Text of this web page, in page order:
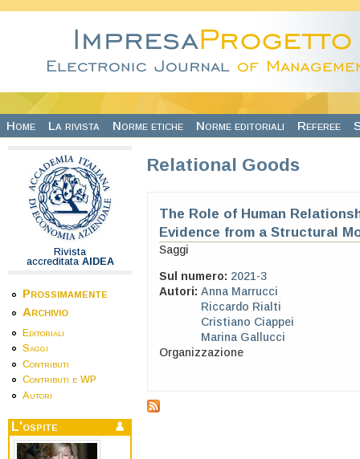
Home La rivista Norme etiche Norme editoriali Referee
Rivista
accreditata AIDEA
Prossimamente
Archivio
Editoriali
Saggi
Contributi
Contributi e WP
Autori
L'ospite
Relational Goods
The Role of Human
Evidence from a Structural
Saggi
Sul numero: 2021-3
Autori: Anna Marrucci
Riccardo Rialti
Cristiano Ciappei
Marina Gallucci
Organizzazione